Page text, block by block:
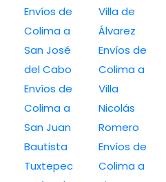
Envíos de
Colima a
San José
del Cabo
Envíos de
Colima a
San Juan
Bautista
Tuxtepec
Villa de
Álvarez
Envíos de
Colima a
Villa
Nicolás
Romero
Envíos de
Colima a